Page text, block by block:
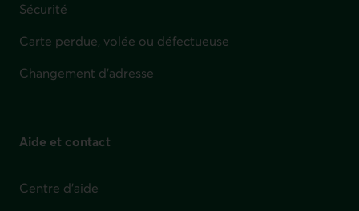
Sécurité
Carte perdue, volée ou défectueuse
Changement d'adresse
Aide et contact
Centre d'aide